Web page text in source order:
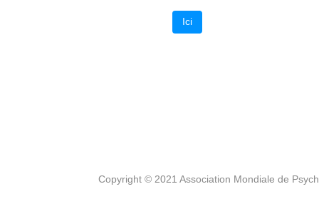
Ici
Copyright © 2021 Association Mondiale de